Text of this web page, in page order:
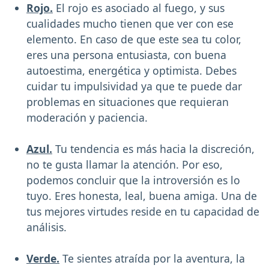
Rojo. El rojo es asociado al fuego, y sus
cualidades mucho tienen que ver con ese
elemento. En caso de que este sea tu color,
eres una persona entusiasta, con buena
autoestima, energética y optimista. Debes
cuidar tu impulsividad ya que te puede dar
problemas en situaciones que requieran
moderación y paciencia.
Azul. Tu tendencia es más hacia la discreción,
no te gusta llamar la atención. Por eso,
podemos concluir que la introversión es lo
tuyo. Eres honesta, leal, buena amiga. Una de
tus mejores virtudes reside en tu capacidad de
análisis.
Verde. Te sientes atraída por la aventura, la